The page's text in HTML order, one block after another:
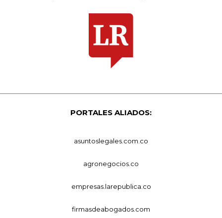
PORTALES ALIADOS:
asuntoslegales.com.co
agronegocios.co
empresas.larepublica.co
firmasdeabogados.com